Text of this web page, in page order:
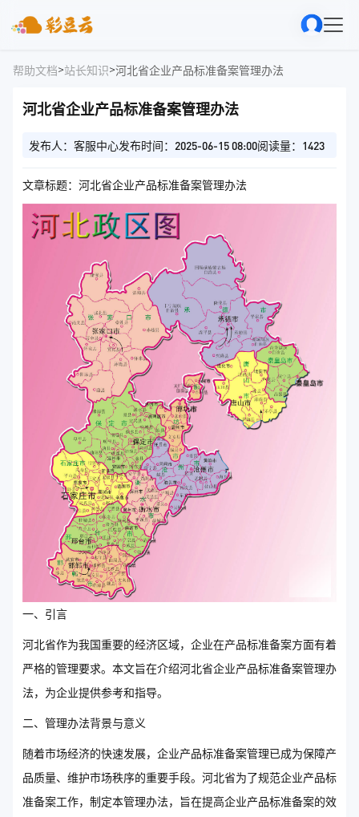
帮助文档>站长知识>河北省企业产品标准备案管理办法
河北省企业产品标准备案管理办法
发布人：客服中心发布时间：2025-06-15 08:00阅读量：1423
文章标题：河北省企业产品标准备案管理办法
一、引言
河北省作为我国重要的经济区域，企业在产品标准备案方面有着
严格的管理要求。本文旨在介绍河北省企业产品标准备案管理办
法，为企业提供参考和指导。
二、管理办法背景与意义
随着市场经济的快速发展，企业产品标准备案管理已成为保障产
品质量、维护市场秩序的重要手段。河北省为了规范企业产品标
准备案工作，制定本管理办法，旨在提高企业产品标准备案的效